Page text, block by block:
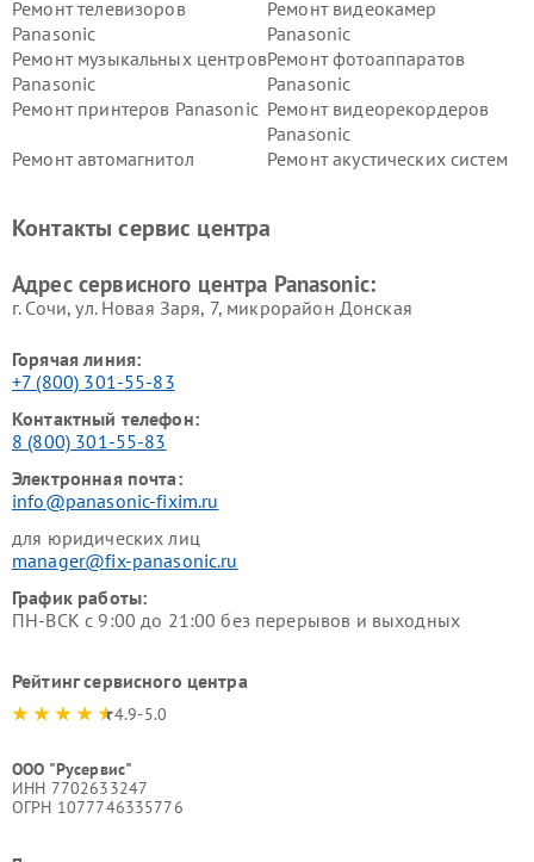
Ремонт телевизоров
Panasonic
Ремонт видеокамер
Panasonic
Ремонт музыкальных центров
Panasonic
Ремонт фотоаппаратов
Panasonic
Ремонт принтеров Panasonic Ремонт видеорекордеров
Panasonic
Ремонт автомагнитол
Ремонт акустических систем
панелей Panasonic
Контакты сервис центра
Адрес сервисного центра Panasonic:
г. Сочи, ул. Новая Заря, 7, микрорайон Донская
Горячая линия:
+7 (800) 301-55-83
Контактный телефон:
8 (800) 301-55-83
Электронная почта:
info@panasonic-fixim.ru
для юридических лиц
manager@fix-panasonic.ru
График работы:
ПН-ВСК с 9:00 до 21:00 без перерывов и выходных
Рейтинг сервисного центра
4.9-5.0
ООО "Русервис"
ИНН 7702633247
ОГРН 1077746335776